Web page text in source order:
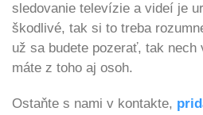
sledovanie televízie a videí je
škodlivé, tak si to treba
už sa budete pozerať, tak
máte z toho aj osoh.
Ostaňte s nami v kontakte,